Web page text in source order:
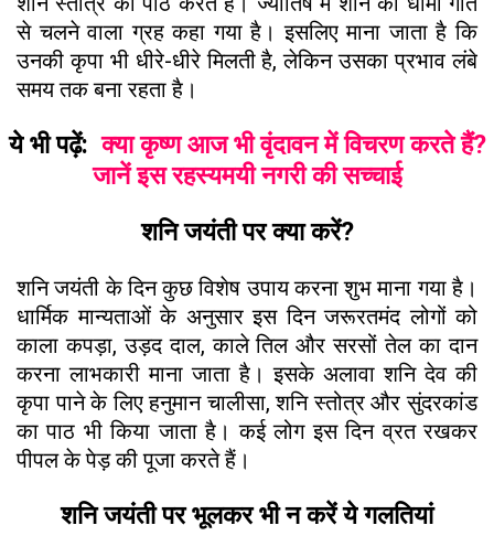
से चलने वाला ग्रह कहा गया है। इसलिए माना जाता है कि
उनकी कृपा भी धीरे-धीरे मिलती है, लेकिन उसका प्रभाव लंबे
समय तक बना रहता है।
ये भी पढ़ें:क्या कृष्ण आज भी वृंदावन में विचरण करते हैं?
जानें इस रहस्यमयी नगरी की सच्चाई
शनि जयंती पर क्या करें?
शनि जयंती के दिन कुछ विशेष उपाय करना शुभ माना गया है।
धार्मिक मान्यताओं के अनुसार इस दिन जरूरतमंद लोगों को
काला कपड़ा, उड़द दाल, काले तिल और सरसों तेल का दान
करना लाभकारी माना जाता है। इसके अलावा शनि देव की
कृपा पाने के लिए हनुमान चालीसा, शनि स्तोत्र और सुंदरकांड
का पाठ भी किया जाता है। कई लोग इस दिन व्रत रखकर
पीपल के पेड़ की पूजा करते हैं।
शनि जयंती पर भूलकर भी न करें ये गलतियां